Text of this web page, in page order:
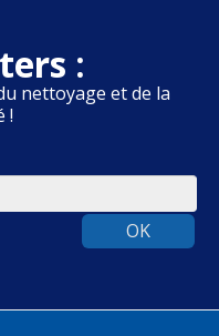
:
nettoyage et de la
!
OK